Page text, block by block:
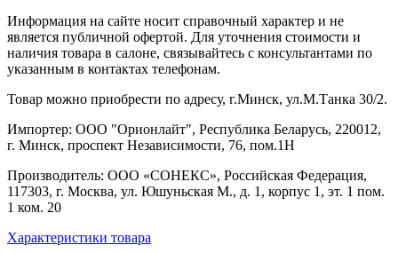
Информация на сайте носит справочный характер и не
является публичной офертой. Для уточнения стоимости и
наличия товара в салоне, связывайтесь с консультантами по
указанным в контактах телефонам.
Товар можно приобрести по адресу, г.Минск, ул.М.Танка 30/2.
Импортер: ООО "Орионлайт", Республика Беларусь, 220012,
г. Минск, проспект Независимости, 76, пом.1Н
Производитель: ООО «СОНЕКС», Российская Федерация,
117303, г. Москва, ул. Юшуньская М., д. 1, корпус 1, эт. 1 пом.
1 ком. 20
Характеристики товара